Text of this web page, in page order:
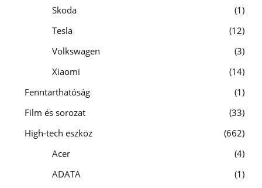
Skoda
1
Tesla
12
Volkswagen
3
Xiaomi
14
Fenntarthatóság
1
Film és sorozat
33
High-tech eszköz
662
Acer
4
ADATA
1